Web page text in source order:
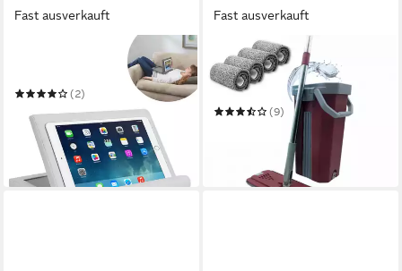
Fast ausverkauft
Buchkissen Pillow Pad
(2)
ab 26,99 € UVP29,99 €
-10%
in 3-4 Werktagen bei dir
Fast ausverkauft
VENTEO
Wischmopp Balai Clean & Dry
Mop Bodenwischer-Set
(9)
UVP
in 3-4 Werktagen bei dir